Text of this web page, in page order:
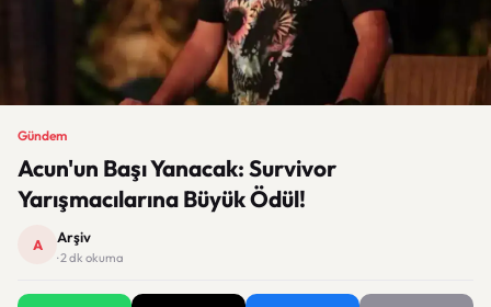
Gündem
Acun'un Başı Yanacak: Survivor
Yarışmacılarına Büyük Ödül!
A Arşiv
· 2 dk okuma